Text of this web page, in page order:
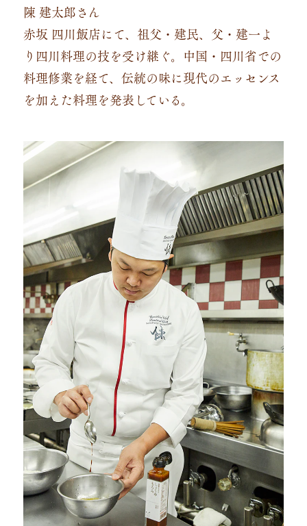
陳 建太郎さん
赤坂 四川飯店にて、祖父・建民、父・建一よ
り四川料理の技を受け継ぐ。中国・四川省での
料理修業を経て、伝統の味に現代のエッセンス
を加えた料理を発表している。